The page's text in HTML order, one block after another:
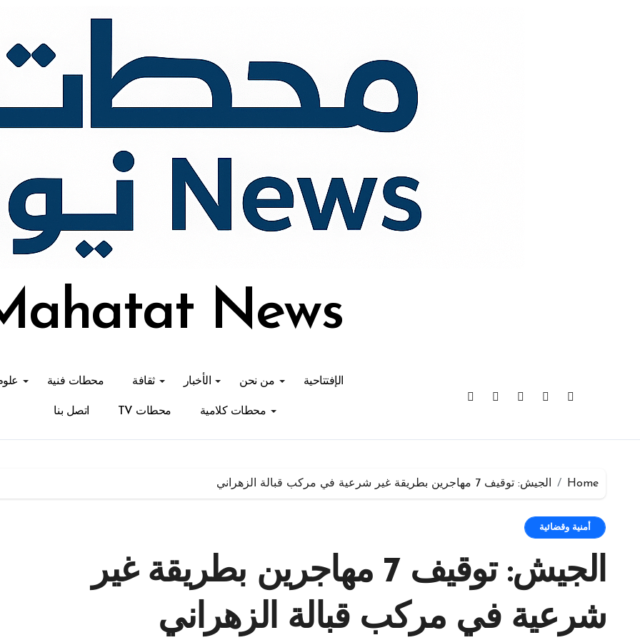
News
الإفتتاحية من نحن الأخبار ثقافة محطات فنية
محطات كلامية محطات TV اتصل بنا
Home الجيش: توقيف 7 مهاجرين بطريقة غير شرعية في مركب قبالة الزهراني
أمنية وقضائية
الجيش: توقيف 7 مهاجرين بطريقة غير
شرعية في مركب قبالة الزهراني